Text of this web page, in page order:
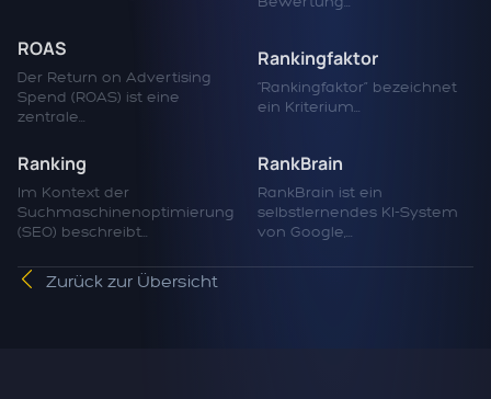
ROAS
Der Return on Advertising
Spend (ROAS) ist eine
zentrale...
Rankingfaktor
“Rankingfaktor” bezeichnet
ein Kriterium...
Ranking
Im Kontext der
Suchmaschinenoptimierung
(SEO) beschreibt...
RankBrain
RankBrain ist ein
selbstlernendes KI-System
von Google,...
Zurück zur Übersicht